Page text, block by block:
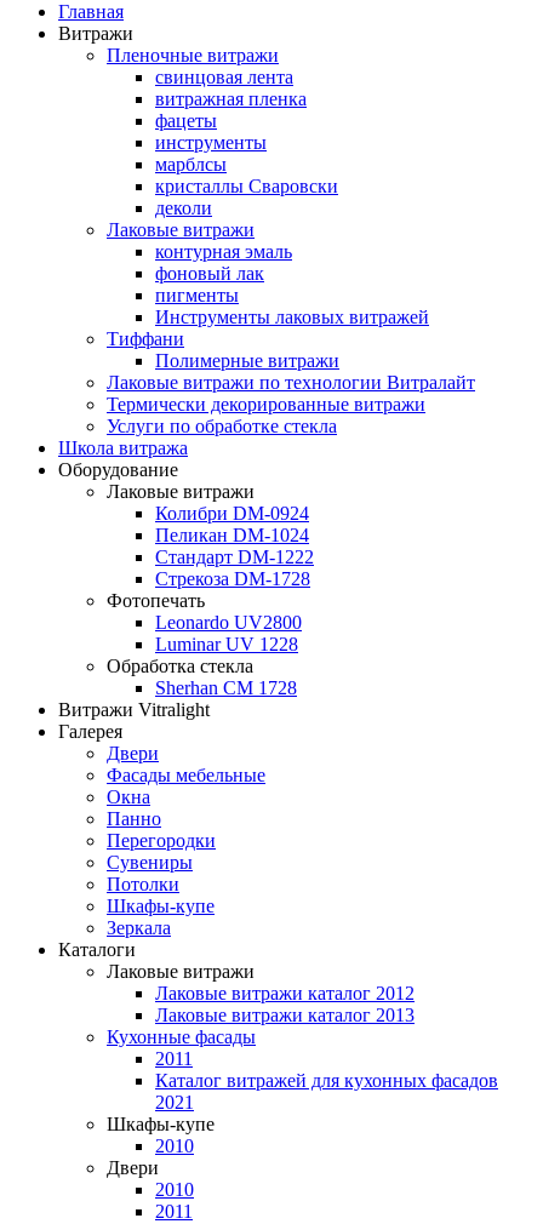
Главная
Витражи
Пленочные витражи
свинцовая лента
витражная пленка
фацеты
инструменты
марблсы
кристаллы Сваровски
деколи
Лаковые витражи
контурная эмаль
фоновый лак
пигменты
Инструменты лаковых витражей
Тиффани
Полимерные витражи
Лаковые витражи по технологии Витралайт
Термически декорированные витражи
Услуги по обработке стекла
Школа витража
Оборудование
Лаковые витражи
Колибри DM-0924
Пеликан DM-1024
Стандарт DM-1222
Стрекоза DM-1728
Фотопечать
Leonardo UV2800
Luminar UV 1228
Обработка стекла
Sherhan CM 1728
Витражи Vitralight
Галерея
Двери
Фасады мебельные
Окна
Панно
Перегородки
Сувениры
Потолки
Шкафы-купе
Зеркала
Каталоги
Лаковые витражи
Лаковые витражи каталог 2012
Лаковые витражи каталог 2013
Кухонные фасады
2011
Каталог витражей для кухонных фасадов
2021
Шкафы-купе
2010
Двери
2010
2011